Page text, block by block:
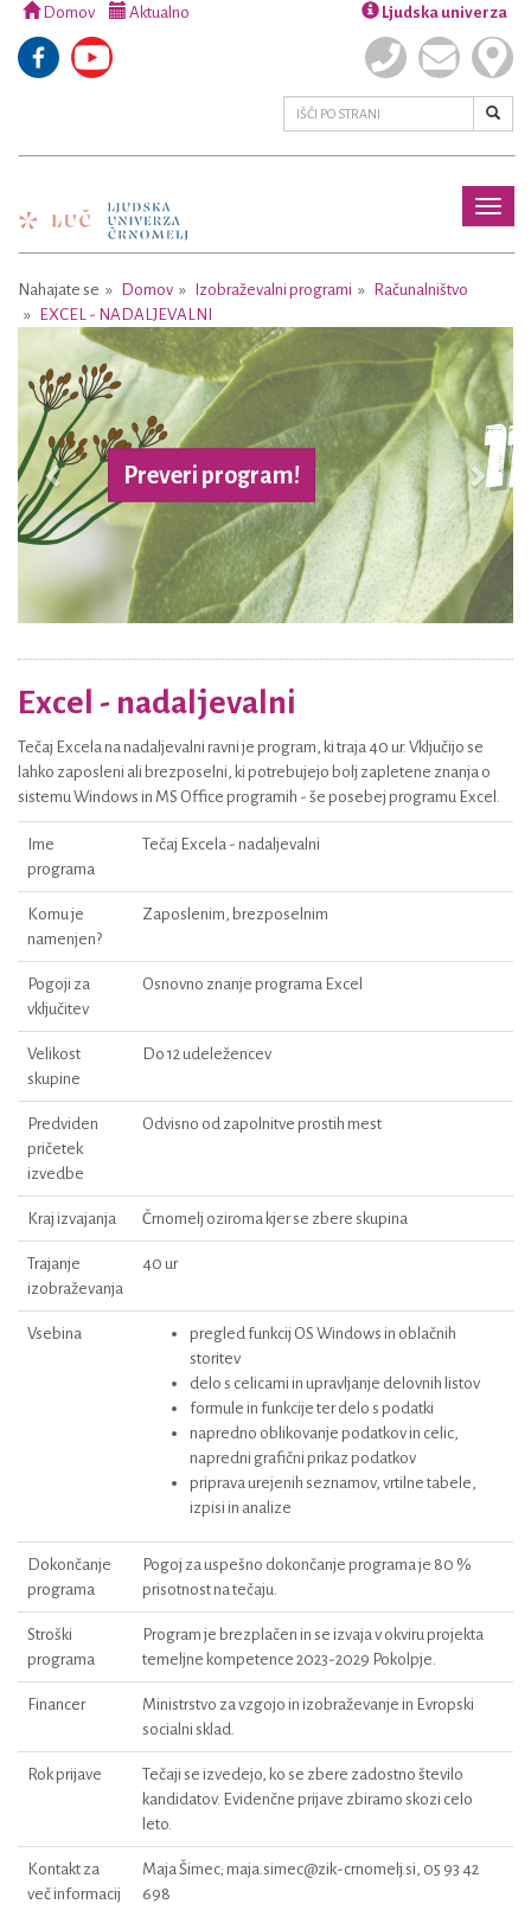
Domov Aktualno Ljudska univerza
Nahajate se Domov Izobraževalni programi
Računalništvo
EXCEL - NADALJEVALNI
Preveri program!
Previous Next
Excel - nadaljevalni
Tečaj Excela na nadaljevalni ravni je program, ki traja 40 ur. Vključijo se
lahko zaposleni ali brezposelni, ki potrebujejo bolj zapletene znanja o
sistemu Windows in MS Office programih - še posebej programu Excel.
Ime
programa
Tečaj Excela - nadaljevalni
Komu je
namenjen?
Zaposlenim, brezposelnim
Pogoji za
vključitev
Osnovno znanje programa Excel
Velikost
skupine
Do 12 udeležencev
Predviden
pričetek
izvedbe
Odvisno od zapolnitve prostih mest
Kraj izvajanja Črnomelj oziroma kjer se zbere skupina
Trajanje
izobraževanja
40 ur
Vsebina
pregled funkcij OS Windows in oblačnih
storitev
delo s celicami in upravljanje delovnih listov
formule in funkcije ter delo s podatki
napredno oblikovanje podatkov in celic,
napredni grafični prikaz podatkov
priprava urejenih seznamov, vrtilne tabele,
izpisi in analize
Dokončanje
programa
Pogoj za uspešno dokončanje programa je 80 %
prisotnost na tečaju.
Stroški
programa
Program je brezplačen in se izvaja v okviru projekta
temeljne kompetence 2023-2029 Pokolpje.
Financer
Ministrstvo za vzgojo in izobraževanje in Evropski
socialni sklad.
Rok prijave
Tečaji se izvedejo, ko se zbere zadostno število
kandidatov. Evidenčne prijave zbiramo skozi celo
leto.
Kontakt za
več informacij
Maja Šimec; maja.simec@zik-crnomelj.si, 05 93 42
698